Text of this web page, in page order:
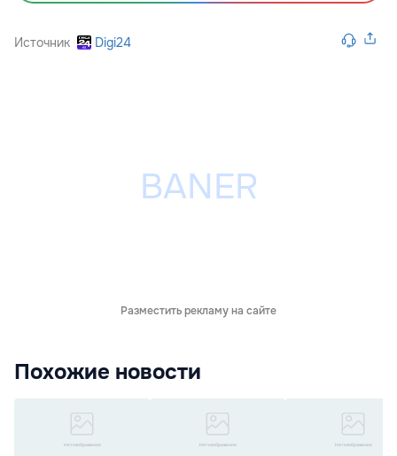
Источник Digi24
Разместить рекламу на сайте
Похожие новости